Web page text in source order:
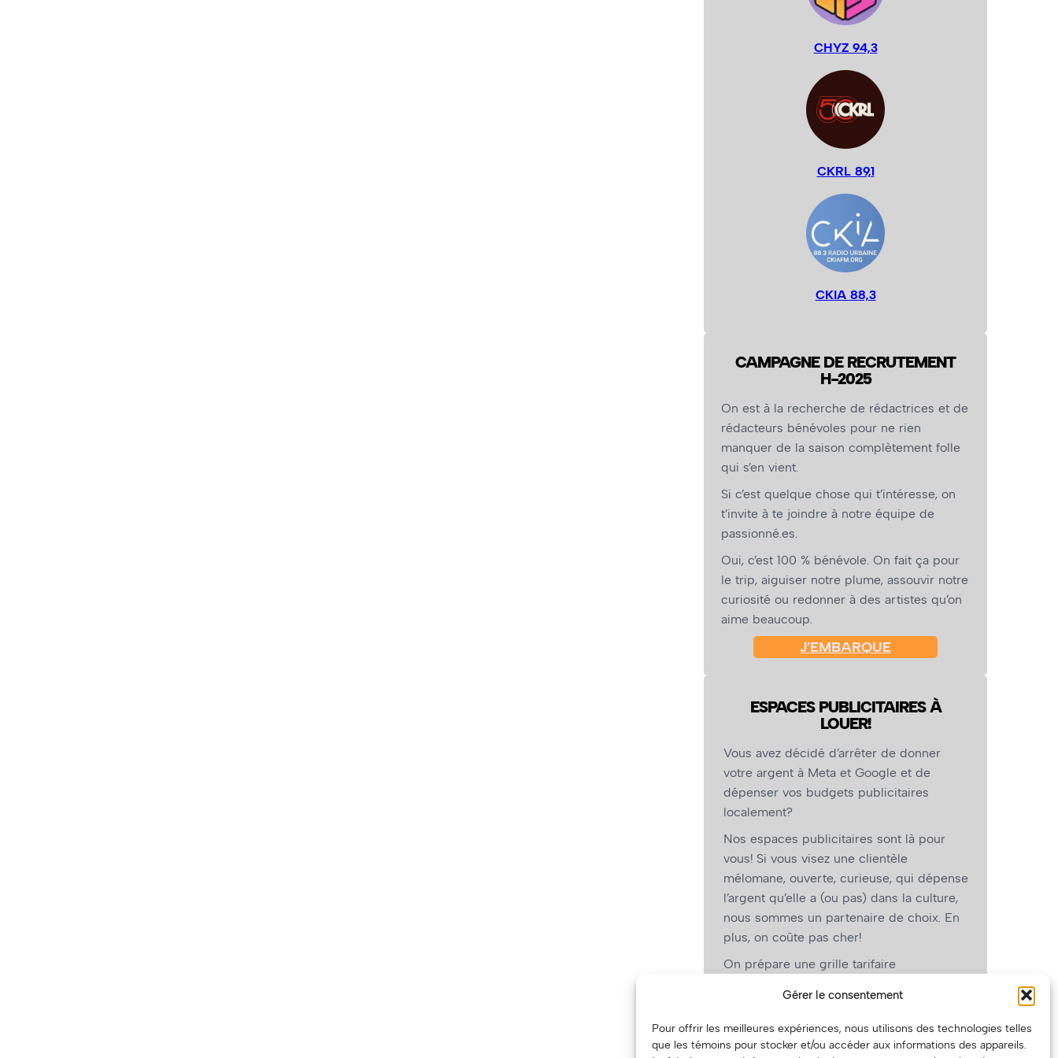
Gérer le consentement
Pour offrir les meilleures expériences, nous utilisons des technologies telles
que les témoins pour stocker et/ou accéder aux informations des appareils.
CHYZ 94,3
CKRL 89,1
CKIA 88,3
CAMPAGNE DE RECRUTEMENT
H-2025
On est à la recherche de rédactrices et de
rédacteurs bénévoles pour ne rien
manquer de la saison complètement folle
qui s’en vient.
Si c’est quelque chose qui t’intéresse, on
t’invite à te joindre à notre équipe de
passionné.es.
Oui, c’est 100 % bénévole. On fait ça pour
le trip, aiguiser notre plume, assouvir notre
curiosité ou redonner à des artistes qu’on
aime beaucoup.
J’EMBARQUE
ESPACES PUBLICITAIRES À
LOUER!
Vous avez décidé d’arrêter de donner
votre argent à Meta et Google et de
dépenser vos budgets publicitaires
localement?
Nos espaces publicitaires sont là pour
vous! Si vous visez une clientèle
mélomane, ouverte, curieuse, qui dépense
l’argent qu’elle a (ou pas) dans la culture,
nous sommes un partenaire de choix. En
plus, on coûte pas cher!
On prépare une grille tarifaire
vous, les artistes!)